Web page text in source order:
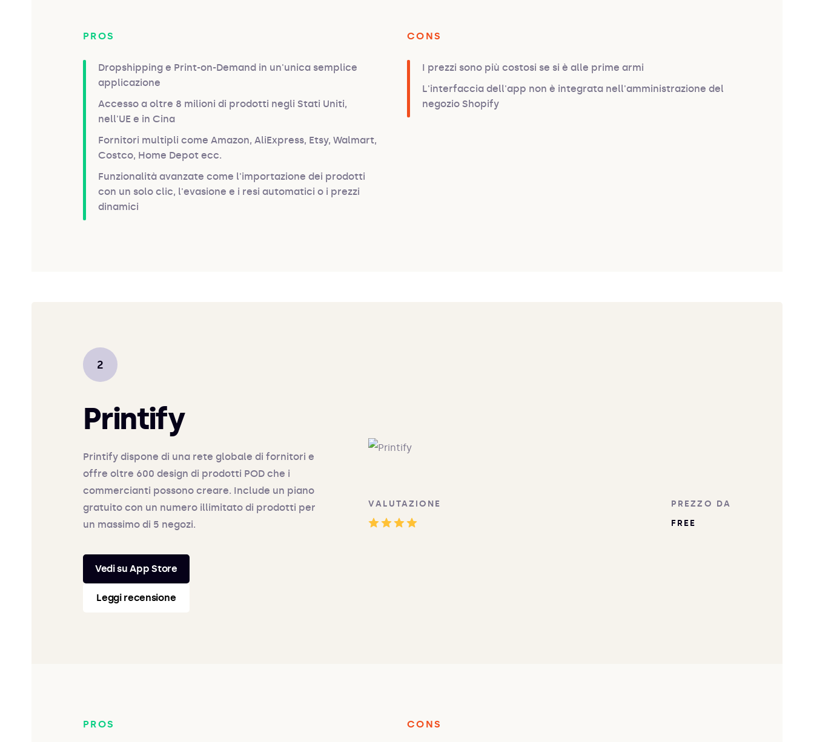
PROS
Dropshipping e Print-on-Demand in un'unica semplice
applicazione
Accesso a oltre 8 milioni di prodotti negli Stati Uniti,
nell'UE e in Cina
Fornitori multipli come Amazon, AliExpress, Etsy, Walmart,
Costco, Home Depot ecc.
Funzionalità avanzate come l'importazione dei prodotti
con un solo clic, l'evasione e i resi automatici o i prezzi
dinamici
CONS
I prezzi sono più costosi se si è alle prime armi
L'interfaccia dell'app non è integrata nell'amministrazione del
negozio Shopify
Printify
Printify dispone di una rete globale di fornitori e
offre oltre 600 design di prodotti POD che i
commercianti possono creare. Include un piano
gratuito con un numero illimitato di prodotti per
un massimo di 5 negozi.
Vedi su App Store
Leggi recensione
VALUTAZIONE
PREZZO DA
FREE
PROS CONS